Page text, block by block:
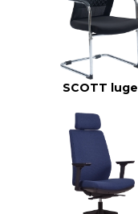
SCOTT luge